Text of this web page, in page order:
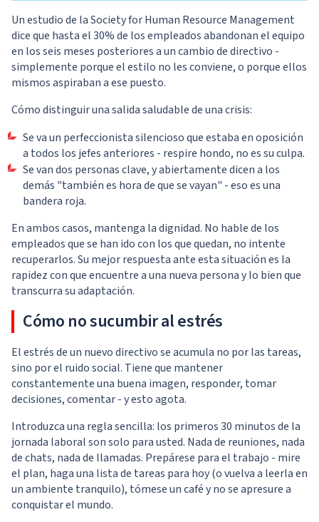
Un estudio de la Society for Human Resource Management
dice que hasta el 30% de los empleados abandonan el equipo
en los seis meses posteriores a un cambio de directivo -
simplemente porque el estilo no les conviene, o porque ellos
mismos aspiraban a ese puesto.
Cómo distinguir una salida saludable de una crisis:
Se va un perfeccionista silencioso que estaba en oposición
a todos los jefes anteriores - respire hondo, no es su culpa.
Se van dos personas clave, y abiertamente dicen a los
demás "también es hora de que se vayan" - eso es una
bandera roja.
En ambos casos, mantenga la dignidad. No hable de los
empleados que se han ido con los que quedan, no intente
recuperarlos. Su mejor respuesta ante esta situación es la
rapidez con que encuentre a una nueva persona y lo bien que
transcurra su adaptación.
Cómo no sucumbir al estrés
El estrés de un nuevo directivo se acumula no por las tareas,
sino por el ruido social. Tiene que mantener
constantemente una buena imagen, responder, tomar
decisiones, comentar - y esto agota.
Introduzca una regla sencilla: los primeros 30 minutos de la
jornada laboral son solo para usted. Nada de reuniones, nada
de chats, nada de llamadas. Prepárese para el trabajo - mire
el plan, haga una lista de tareas para hoy (o vuelva a leerla en
un ambiente tranquilo), tómese un café y no se apresure a
conquistar el mundo.